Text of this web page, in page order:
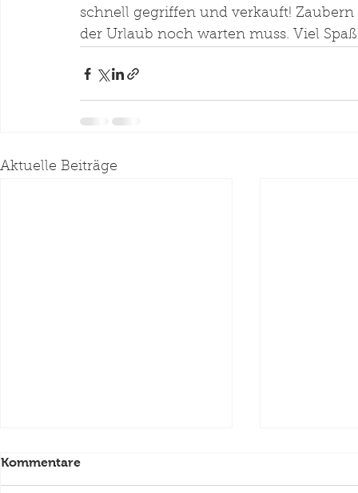
schnell gegriffen und verkauft!
der Urlaub noch warten muss. Viel
Aktuelle Beiträge
Kommentare